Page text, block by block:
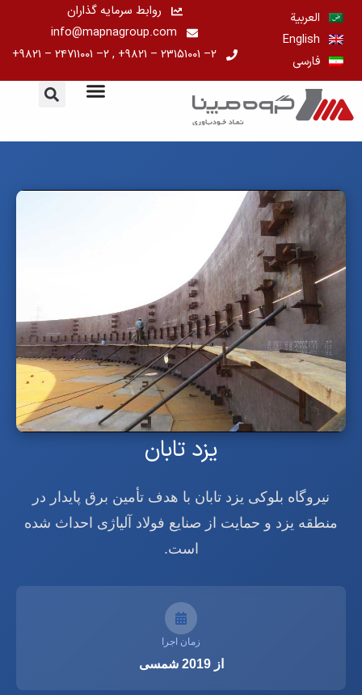
پرش
محتوا
العربية
English
فارسی
روابط سرمایه گذاران
info@mapnagroup.com
۲– ۲۳۱۵۱۰۰۱ – ۹۸۲۱+ , ۲– ۲۴۷۱۱۰۰۱ – ۹۸۲۱+
یزد تابان
نیروگاه بلوکی یزد تابان با هدف تأمین برق پایدار در
منطقه یزد و حمایت از صنایع فولاد آلیاژی احداث شده
است.
زمان اجرا
از 2019 شمسی